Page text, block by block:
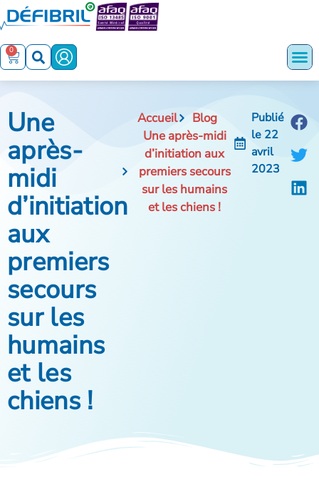
0
Une
après-
midi
d’initiation
aux
premiers
secours
sur les
humains
et les
chiens !
Accueil
Blog
Une après-midi
d’initiation aux
premiers secours
sur les humains
et les chiens !
Publié
le 22
avril
2023